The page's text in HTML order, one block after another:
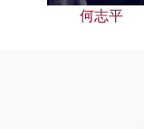
何志平